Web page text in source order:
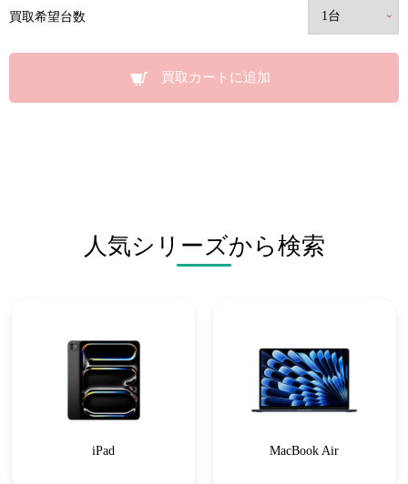
買取希望台数
買取カートに追加
人気シリーズから検索
iPad MacBook Air